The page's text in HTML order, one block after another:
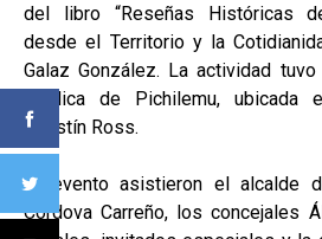
del libro
“Reseñas Históricas
desde el Territorio y la
Galaz González. La actividad
Pública de Pichilemu, ubicada
Agustín Ross.
Al evento asistieron el alcalde
Córdova Carreño, los concejales